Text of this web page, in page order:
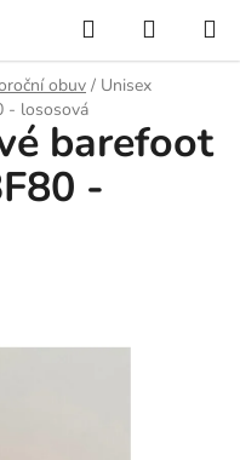
Hledat
KOŠÍK
obuv / Unisex
- lososová
barefoot
-